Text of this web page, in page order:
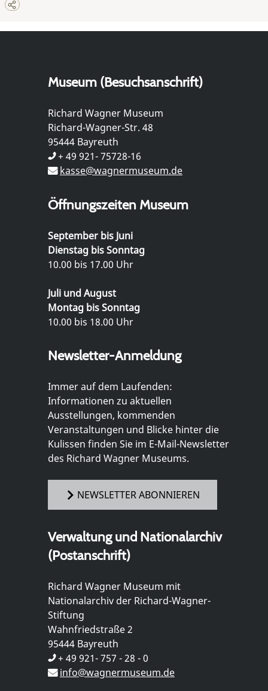
Museum (Besuchsanschrift)
Richard Wagner Museum
Richard-Wagner-Str. 48
95444 Bayreuth
+ 49 921- 75728-16
kasse@wagnermuseum.de
Öffnungszeiten Museum
September bis Juni
Dienstag bis Sonntag
10.00 bis 17.00 Uhr
Juli und August
Montag bis Sonntag
10.00 bis 18.00 Uhr
Newsletter-Anmeldung
Immer auf dem Laufenden:
Informationen zu aktuellen
Ausstellungen, kommenden
Veranstaltungen und Blicke hinter die
Kulissen finden Sie im E-Mail-Newsletter
des Richard Wagner Museums.
NEWSLETTER ABONNIEREN
Verwaltung und Nationalarchiv
(Postanschrift)
Richard Wagner Museum mit
Nationalarchiv der Richard-Wagner-
Stiftung
Wahnfriedstraße 2
95444 Bayreuth
+ 49 921- 757 - 28 - 0
info@wagnermuseum.de